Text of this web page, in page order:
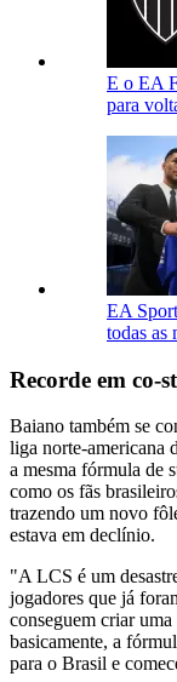
E o EA
para
EA
todas as
Recorde em co-
Baiano também se
liga norte-americana
a mesma fórmula de
como os fãs
trazendo um novo
estava em declínio.
"A LCS é um
jogadores que já
conseguem criar
basicamente, a
para o Brasil e